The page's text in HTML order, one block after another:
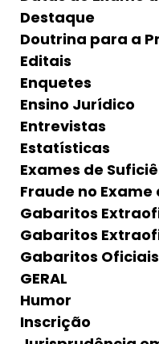
Destaque
Doutrina para a
Editais
Enquetes
Ensino Jurídico
Entrevistas
Estatísticas
Exames de
Fraude no Exame
Gabaritos
Gabaritos
Gabaritos Oficiais
GERAL
Humor
Inscrição